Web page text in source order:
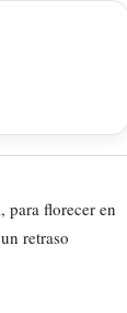
para florecer en
retraso